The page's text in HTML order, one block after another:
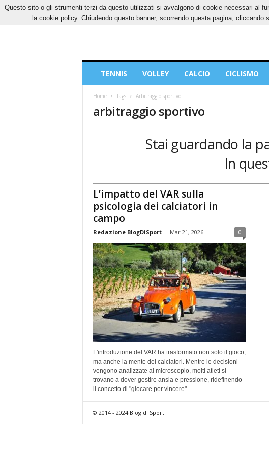
GIOVEDÌ, 6 AGOSTO 2026 CONTATTI COOKIES
Sport
TENNIS VOLLEY CALCIO CICLISMO
Home Tags Arbitraggio sportivo
arbitraggio sportivo
Stai guardando la
In
L’impatto del VAR sulla
psicologia dei calciatori in
campo
Redazione BlogDiSport - Mar 21, 2026 0
L'introduzione del VAR ha trasformato non solo il gioco,
ma anche la mente dei calciatori. Mentre le decisioni
vengono analizzate al microscopio, molti atleti si
trovano a dover gestire ansia e pressione, ridefinendo
il concetto di "giocare per vincere".
© 2014 - 2024 Blog di Sport
Questo sito o gli strumenti terzi da questo utilizzati si avvalgono di cookie necessari al
la cookie policy. Chiudendo questo banner, scorrendo questa pagina,